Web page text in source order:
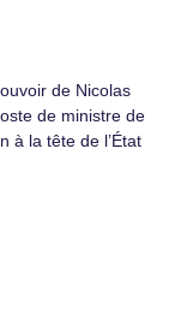
de Nicolas
de ministre de
à la tête de l’État